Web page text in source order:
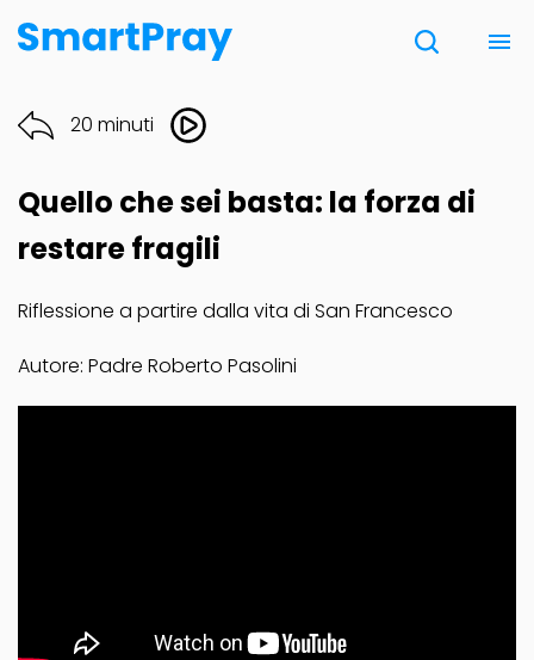
Chi siamo
Contatti
Donazione
Note Legali
20 minuti
Quello che sei basta: la forza di
restare fragili
Riflessione a partire dalla vita di San Francesco
Autore: Padre Roberto Pasolini